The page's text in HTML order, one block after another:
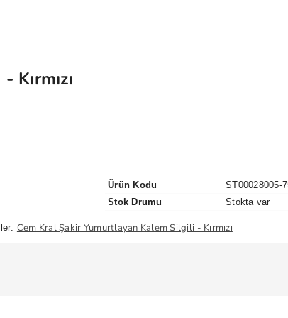
Ürün Kodu
ST00028005-
Stok Drumu
Stokta var
Cem Kral Şakir Yumurtlayan Kalem Silgili - Kırmızı